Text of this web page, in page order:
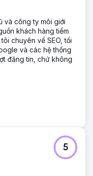
và công ty môi giới
khách hàng tiềm
chuyên về SEO, tối
và các hệ thống
đăng tin, chứ không
5